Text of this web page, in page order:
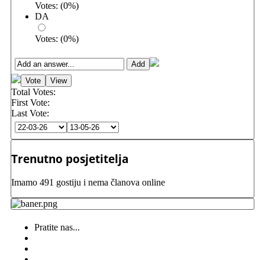
Votes: (0%)
DA
Votes: (0%)
Total Votes:
First Vote:
Last Vote:
Trenutno posjetitelja
Imamo 491 gostiju i nema članova online
Pratite nas...